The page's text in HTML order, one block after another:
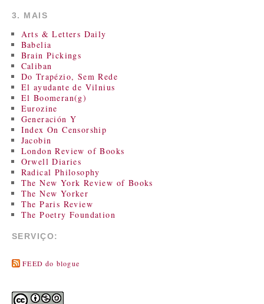
3. MAIS
Arts & Letters Daily
Babelia
Brain Pickings
Caliban
Do Trapézio, Sem Rede
El ayudante de Vilnius
El Boomeran(g)
Eurozine
Generación Y
Index On Censorship
Jacobin
London Review of Books
Orwell Diaries
Radical Philosophy
The New York Review of Books
The New Yorker
The Paris Review
The Poetry Foundation
SERVIÇO:
FEED do blogue